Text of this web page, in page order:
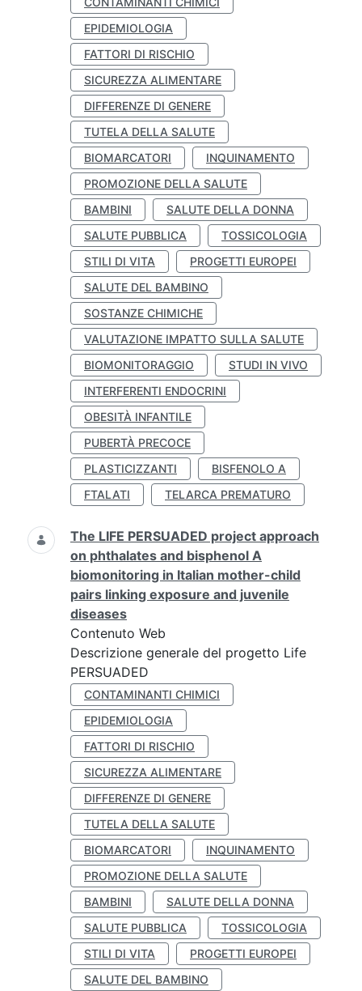
EPIDEMIOLOGIA
FATTORI DI RISCHIO
SICUREZZA ALIMENTARE
DIFFERENZE DI GENERE
TUTELA DELLA SALUTE
BIOMARCATORI
INQUINAMENTO
PROMOZIONE DELLA SALUTE
BAMBINI
SALUTE DELLA DONNA
SALUTE PUBBLICA
TOSSICOLOGIA
STILI DI VITA
PROGETTI EUROPEI
SALUTE DEL BAMBINO
SOSTANZE CHIMICHE
VALUTAZIONE IMPATTO SULLA SALUTE
BIOMONITORAGGIO
STUDI IN VIVO
INTERFERENTI ENDOCRINI
OBESITÀ INFANTILE
PUBERTÀ PRECOCE
PLASTICIZZANTI
BISFENOLO A
FTALATI
TELARCA PREMATURO
The LIFE PERSUADED project approach
on phthalates and bisphenol A
biomonitoring in Italian mother-child
pairs linking exposure and juvenile
diseases
Contenuto Web
Descrizione generale del progetto Life
PERSUADED
CONTAMINANTI CHIMICI
EPIDEMIOLOGIA
FATTORI DI RISCHIO
SICUREZZA ALIMENTARE
DIFFERENZE DI GENERE
TUTELA DELLA SALUTE
BIOMARCATORI
INQUINAMENTO
PROMOZIONE DELLA SALUTE
BAMBINI
SALUTE DELLA DONNA
SALUTE PUBBLICA
TOSSICOLOGIA
STILI DI VITA
PROGETTI EUROPEI
SALUTE DEL BAMBINO